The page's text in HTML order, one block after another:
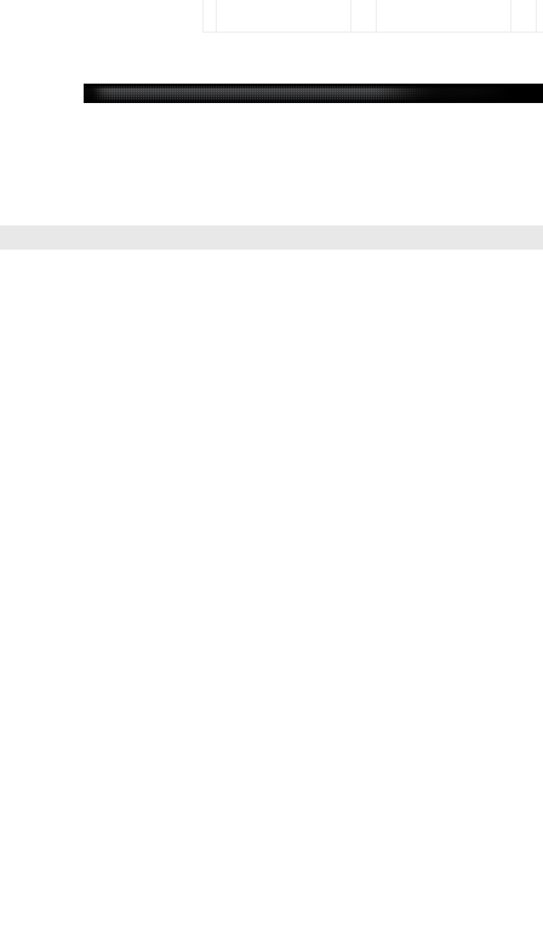
AMD Radeon R9 390
Series